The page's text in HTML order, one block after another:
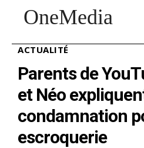
OneMedia
ACTUALITÉ
Parents de
et Néo
condamnation
escroquerie